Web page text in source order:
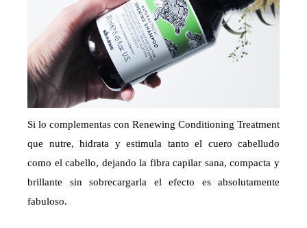
Si lo complementas con Renewing Conditioning Treatment
que nutre, hidrata y estimula tanto el cuero cabelludo
como el cabello, dejando la fibra capilar sana, compacta y
brillante sin sobrecargarla el efecto es absolutamente
fabuloso.